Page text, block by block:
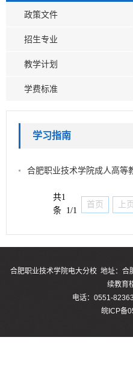
政策文件
招生专业
教学计划
学费标准
学习指南
合肥职业技术学院成人高等
共1
条 1/1
首页 上页
合肥职业技术学院电大分校 地址：合
续教育
电话：0551-
皖ICP备